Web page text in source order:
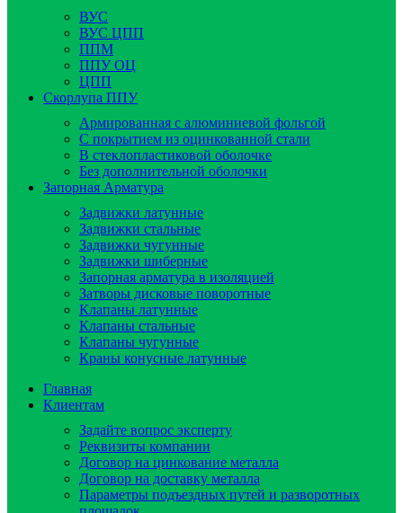
ВУС
ВУС ЦПП
ППМ
ППУ ОЦ
ЦПП
Скорлупа ППУ
Армированная с алюминиевой фольгой
C покрытием из оцинкованной стали
В стеклопластиковой оболочке
Без дополнительной оболочки
Запорная Арматура
Задвижки латунные
Задвижки стальные
Задвижки чугунные
Задвижки шиберные
Запорная арматура в изоляцией
Затворы дисковые поворотные
Клапаны латунные
Клапаны стальные
Клапаны чугунные
Краны конусные латунные
Главная
Клиентам
Задайте вопрос эксперту
Реквизиты компании
Договор на цинкование металла
Договор на доставку металла
Параметры подъездных путей и разворотных